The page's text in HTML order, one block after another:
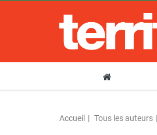
Accueil Tous les auteurs